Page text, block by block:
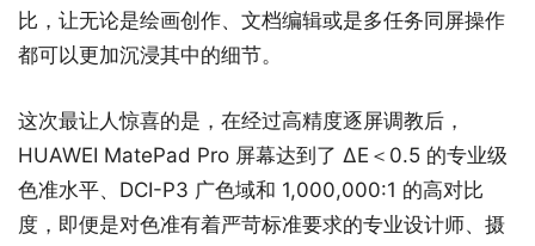
比，让无论是绘画创作、文档编辑或是多任务同屏操作
都可以更加沉浸其中的细节。
这次最让人惊喜的是，在经过高精度逐屏调教后，
HUAWEI MatePad Pro 屏幕达到了 ΔE＜0.5 的专业级
色准水平、DCI-P3 广色域和 1,000,000:1 的高对比
度，即便是对色准有着严苛标准要求的专业设计师、摄